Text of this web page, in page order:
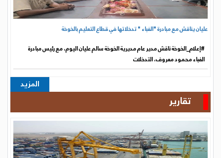
عليان يناقش مع مبادرة "الفباء " تدخلاتها في قطاع التعليم بالخوخة
#إعلام_الخوخة ناقش مدير عام مديرية الخوخة سالم عليان اليوم، مع رئيس مبادرة
الفباء محمود معروف، التدخلات
المزيد
تقارير